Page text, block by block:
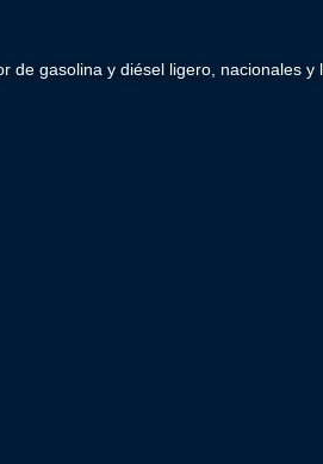
gasolina y diésel ligero, nacionales